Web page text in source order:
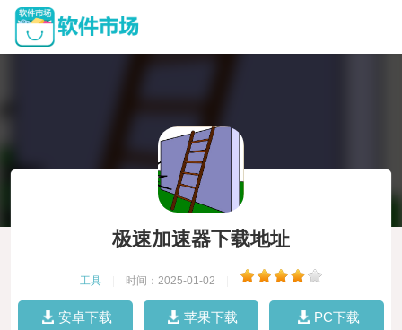
极速加速器下载地址
工具 时间：2025-01-02
安卓下载 苹果下载 PC下载